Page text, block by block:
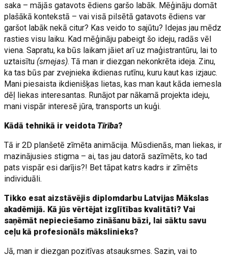
saka – mājās gatavots ēdiens garšo labāk. Mēģināju domāt
plašākā kontekstā – vai visā pilsētā gatavots ēdiens var
garšot labāk nekā citur? Kas veido to sajūtu? Idejas jau mēdz
rasties visu laiku. Kad mēģināju pabeigt šo ideju, radās vēl
viena. Sapratu, ka būs laikam jāiet arī uz maģistrantūru, lai to
uztaisītu (smejas). Tā man ir diezgan nekonkrēta ideja. Zinu,
ka tas būs par zvejnieka ikdienas rutīnu, kuru kaut kas izjauc.
Mani piesaista ikdienišķas lietas, kas man kaut kāda iemesla
dēļ liekas interesantas. Runājot par nākamā projekta ideju,
mani vispār interesē jūra, transports un kuģi.
Kādā tehnikā ir veidota Tīrība?
Tā ir 2D planšetē zīmēta animācija. Mūsdienās, man liekas, ir
mazinājusies stigma – ai, tas jau datorā sazīmēts, ko tad
pats vispār esi darījis?! Bet tāpat katrs kadrs ir zīmēts
individuāli.
Tikko esat aizstāvējis diplomdarbu Latvijas Mākslas
akadēmijā. Kā jūs vērtējat izglītības kvalitāti? Vai
saņēmāt nepieciešamo zināšanu bāzi, lai sāktu savu
ceļu kā profesionāls mākslinieks?
Jā, man ir diezgan pozitīvas atsauksmes. Sazin, vai to